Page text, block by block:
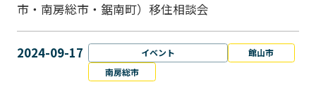
市・南房総市・鋸南町）移住相談会
2024-09-17 イベント
館山市
南房総市